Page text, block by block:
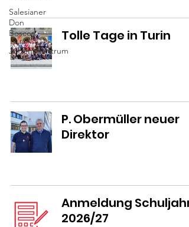
Salesianer
Don
Boscos
Jugendzentrum
Tolle Tage in Turin
P. Obermüller neuer
Direktor
Anmeldung Schuljahr
2026/27